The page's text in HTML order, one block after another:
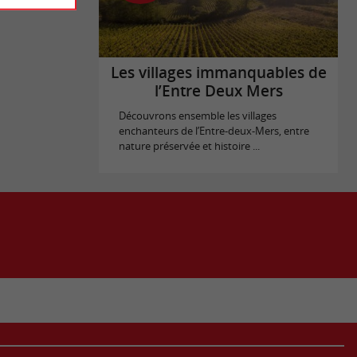
Les villages immanquables de
l’Entre Deux Mers
Découvrons ensemble les villages
enchanteurs de l’Entre-deux-Mers, entre
nature préservée et histoire ...